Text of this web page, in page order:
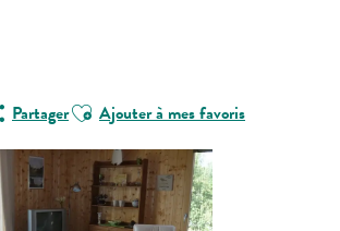
PartagerAjouter aux favoris
Ajouter à mes favoris